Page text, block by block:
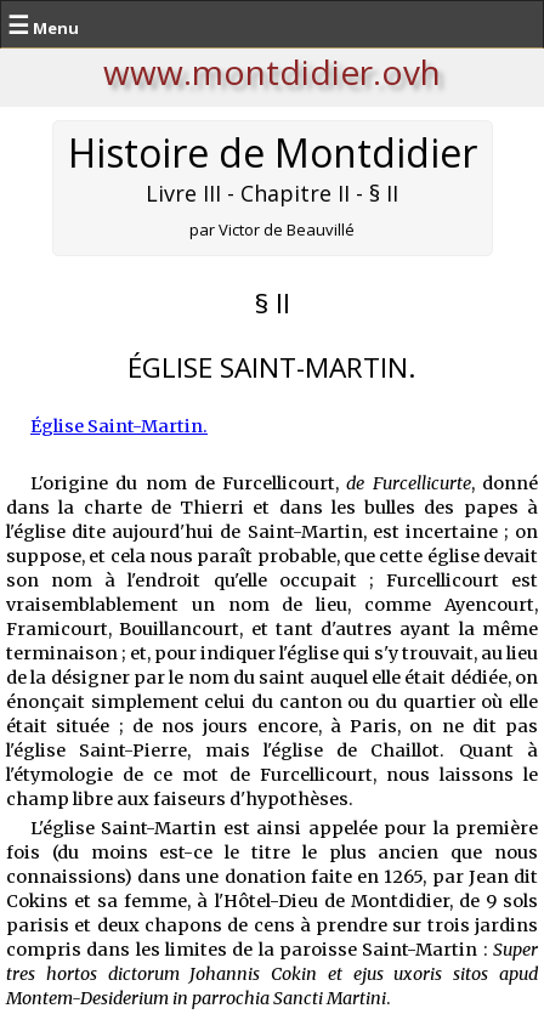
☰ Menu
www.montdidier.ovh
Histoire de Montdidier
Livre III - Chapitre II - § II
par Victor de Beauvillé
§ II
ÉGLISE SAINT-MARTIN.
Église Saint-Martin.
L'origine du nom de Furcellicourt,de Furcellicurte, donné
dans la charte de Thierri et dans les bulles des papes à
l'église dite aujourd'hui de Saint-Martin, est incertaine ; on
suppose, et cela nous paraît probable, que cette église devait
son nom à l'endroit qu'elle occupait ; Furcellicourt est
vraisemblablement un nom de lieu, comme Ayencourt,
Framicourt, Bouillancourt, et tant d'autres ayant la même
terminaison ; et, pourindiquer l'église qui s'y trouvait, au lieu
de la désigner par le nom du saint auquel elle était dédiée, on
énonçait simplement celui du canton ou du quartier où elle
était située ; de nos jours encore, à Paris, on ne dit pas
l'église Saint-Pierre, mais l'église de Chaillot. Quant à
l'étymologie de ce mot de Furcellicourt, nous laissons le
champ libre aux faiseurs d'hypothèses.
L'église Saint-Martin est ainsi appelée pour la première
fois (du moins est-ce le titre le plus ancien que nous
connaissions) dans une donation faite en 1265, par Jean dit
Cokins et sa femme, à l'Hôtel-Dieu de Montdidier, de 9 sols
parisis et deux chapons de cens à prendre sur trois jardins
compris dans les limites de la paroisse Saint-Martin : Super
tres hortos dictorum Johannis Cokin et ejus uxoris sitos apud
Montem-Desiderium in parrochia Sancti Martini.